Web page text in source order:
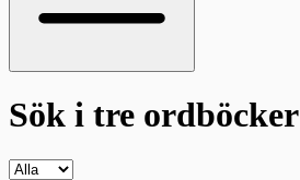
Sök i tre ordböcker